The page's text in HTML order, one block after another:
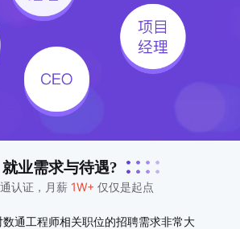
就业需求与待遇?
认证，月薪 1W+ 仅仅是起点
通工程师相关职位的招聘需求非常大